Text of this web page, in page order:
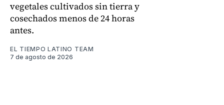
vegetales cultivados sin tierra y
cosechados menos de 24 horas
antes.
EL TIEMPO LATINO TEAM
7 de agosto de 2026